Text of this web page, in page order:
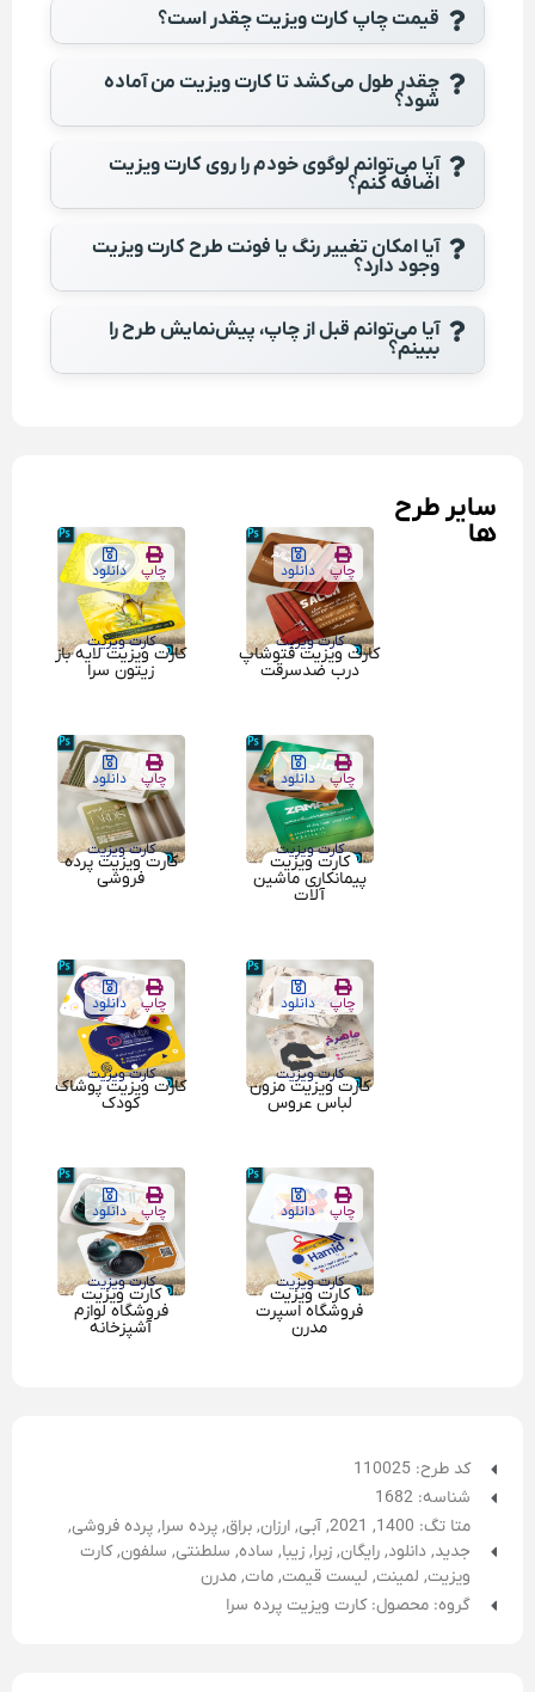
قیمت چاپ کارت ویزیت چقدر است؟
چقدر طول می‌کشد تا کارت ویزیت من آماده
شود؟
آیا می‌توانم لوگوی خودم را روی کارت ویزیت
اضافه کنم؟
آیا امکان تغییر رنگ یا فونت طرح کارت ویزیت
وجود دارد؟
آیا می‌توانم قبل از چاپ، پیش‌نمایش طرح را
ببینم؟
سایر طرح
ها
چاپ دانلود
کارت ویزیت
کارت ویزیت فتوشاپ
درب ضدسرقت
چاپ دانلود
کارت ویزیت
کارت ویزیت لایه باز
زیتون سرا
چاپ دانلود
کارت ویزیت
کارت ویزیت
پیمانکاری ماشین
آلات
چاپ دانلود
کارت ویزیت
کارت ویزیت پرده
فروشی
چاپ دانلود
کارت ویزیت
کارت ویزیت مزون
لباس عروس
چاپ دانلود
کارت ویزیت
کارت ویزیت پوشاک
کودک
چاپ دانلود
کارت ویزیت
کارت ویزیت
فروشگاه اسپرت
مدرن
چاپ دانلود
کارت ویزیت
کارت ویزیت
فروشگاه لوازم
آشپزخانه
کد طرح: 110025
شناسه: 1682
متا تگ: 1400
,
2021
,آبی,ارزان,براق,پرده سرا,پرده فروشی,
جدید,دانلود,رایگان,زبرا,زیبا, ساده, سلطنتی, سلفون,کارت
ویزیت, لمینت, لیست قیمت,مات,مدرن
گروه: محصول: کارت ویزیت پرده سرا